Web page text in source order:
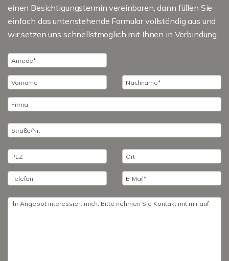
einen Besichtigungstermin vereinbaren, dann füllen Sie
einfach das untenstehende Formular vollständig aus und
wir setzen uns schnellstmöglich mit Ihnen in Verbindung.